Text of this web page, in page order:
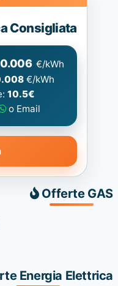
Consigliata
0.006 €/kWh
€/kWh
10.5€
o Email
Offerte GAS
Energia Elettrica